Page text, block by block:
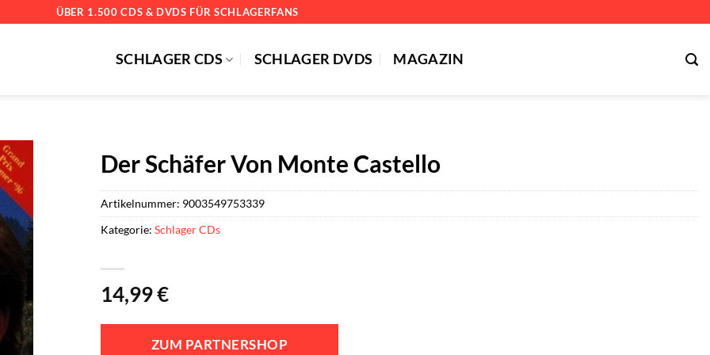
ÜBER 1.500 CDS & DVDS FÜR SCHLAGERFANS
SCHLAGER CDS SCHLAGER DVDS MAGAZIN
Der Schäfer Von Monte Castello
14,99€
ZUM PARTNERSHOP
Artikelnummer: 9003549753339
Kategorie: Schlager CDs